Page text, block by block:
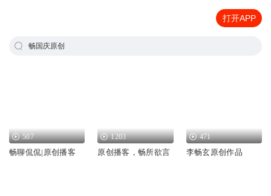
打开APP
畅国庆原创
507
畅聊侃侃|原创播客
1203
原创播客，畅所欲言
471
李畅玄原创作品